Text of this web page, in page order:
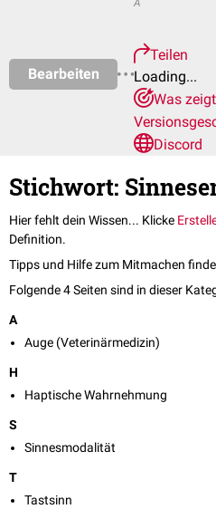
Bearbeiten
A
Teilen
Loading...
Was
Discord
Stichwort:
Hier fehlt dein Wissen... Klicke
Definition.
Tipps und Hilfe zum Mitmachen
Folgende 4 Seiten sind in dieser
A
Auge (Veterinärmedizin)
H
Haptische Wahrnehmung
S
Sinnesmodalität
T
Tastsinn